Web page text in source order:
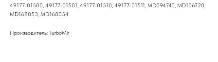
49177-01500, 49177-01501, 49177-01510, 49177-01511, MD094740, MD106720,
MD168053, MD168054
Производитель: TurboMir